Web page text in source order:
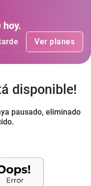
.
Ver planes
hoy.
Ver planes
disponible!
pausado, eliminado